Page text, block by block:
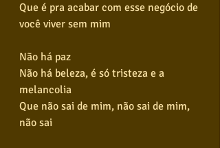
Que é pra acabar com esse negócio de
você viver sem mim
Não há paz
Não há beleza, é só tristeza e a
melancolia
Que não sai de mim, não sai de mim,
não sai